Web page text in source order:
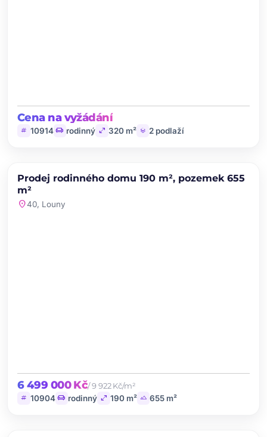
Cena na vyžádání
tag 10914 chair rodinný open_in_full 320 m² layers 2 podlaží
PRODEJ favorite
Prodej rodinného domu 190 m², pozemek 655
m²
location_on40, Louny
6 499 000 Kč/ 9 922 Kč/m²
tag 10904 chair rodinný open_in_full 190 m² landscape 655 m²